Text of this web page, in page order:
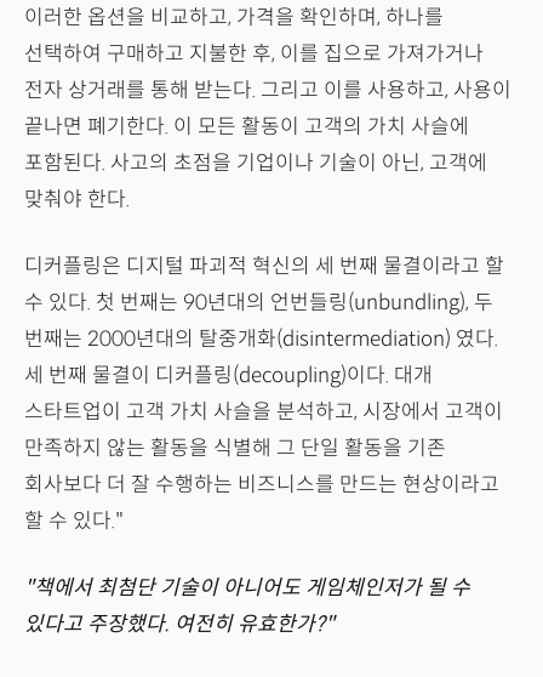
이러한 옵션을 비교하고, 가격을 확인하며, 하나를
선택하여 구매하고 지불한 후, 이를 집으로 가져가거나
전자 상거래를 통해 받는다. 그리고 이를 사용하고, 사용이
끝나면 폐기한다. 이 모든 활동이 고객의 가치 사슬에
포함된다. 사고의 초점을 기업이나 기술이 아닌, 고객에
맞춰야 한다.
디커플링은 디지털 파괴적 혁신의 세 번째 물결이라고 할
수 있다. 첫 번째는 90년대의 언번들링(unbundling), 두
번째는 2000년대의 탈중개화(disintermediation) 였다.
세 번째 물결이 디커플링(decoupling)이다. 대개
스타트업이 고객 가치 사슬을 분석하고, 시장에서 고객이
만족하지 않는 활동을 식별해 그 단일 활동을 기존
회사보다 더 잘 수행하는 비즈니스를 만드는 현상이라고
할 수 있다."
"책에서 최첨단 기술이 아니어도 게임체인저가 될 수
있다고 주장했다. 여전히 유효한가?"